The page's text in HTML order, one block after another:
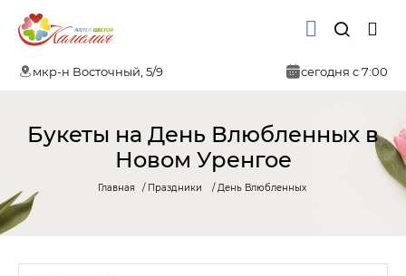
мкр-н Восточный, 5/9 сегодня с 7:00
Букеты на День Влюбленных в
Новом Уренгое
Главная Праздники День Влюбленных